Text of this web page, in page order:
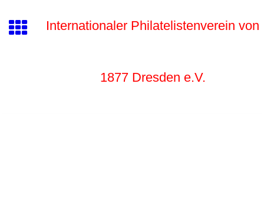
Internationaler Philatelistenverein von
1877 Dresden e.V.